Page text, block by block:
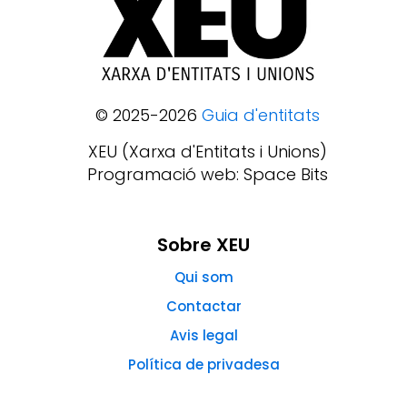
© 2025-2026 Guia d'entitats
XEU (Xarxa d'Entitats i Unions)
Programació web: Space Bits
Sobre XEU
Qui som
Contactar
Avis legal
Política de privadesa